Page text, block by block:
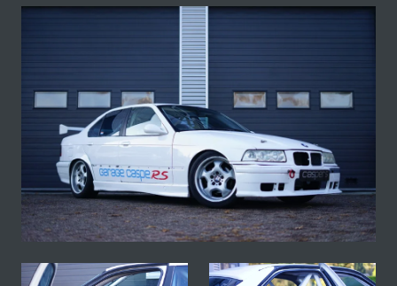
Fotogallerij van deze BMW E36